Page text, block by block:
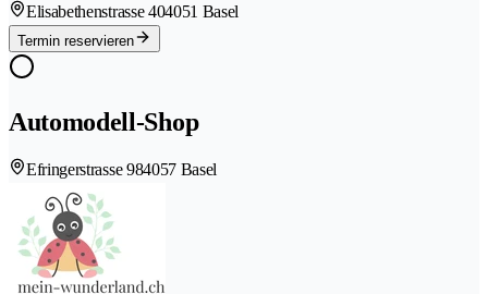
Elisabethenstrasse 404051 Basel
Termin reservieren
Automodell-Shop
Efringerstrasse 984057 Basel